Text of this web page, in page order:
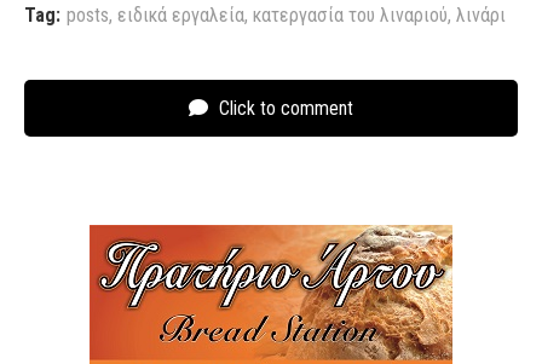
Tag: posts, ειδικά εργαλεία, κατεργασία του λιναριού, λινάρι
Click to comment